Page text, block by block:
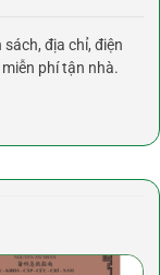
sách, địa chỉ, điện
phí tận nhà.